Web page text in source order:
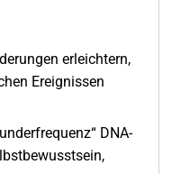
erleichtern,
Ereignissen
DNA-